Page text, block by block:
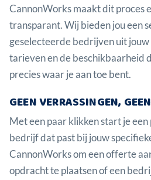
CannonWorks maakt dit proces
transparant. Wij bieden jou een
geselecteerde bedrijven uit
tarieven en de beschikbaarheid
precies waar je aan toe bent.
GEEN VERRASSINGEN,
Met een paar klikken start je
bedrijf dat past bij jouw
CannonWorks om een offerte
opdracht te plaatsen of een